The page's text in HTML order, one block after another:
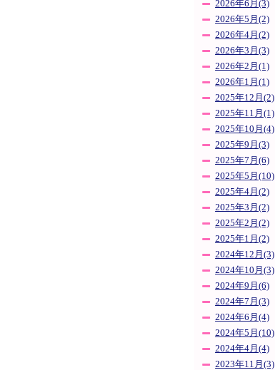
2026年6月(3)
2026年5月(2)
2026年4月(2)
2026年3月(3)
2026年2月(1)
2026年1月(1)
2025年12月(2)
2025年11月(1)
2025年10月(4)
2025年9月(3)
2025年7月(6)
2025年5月(10)
2025年4月(2)
2025年3月(2)
2025年2月(2)
2025年1月(2)
2024年12月(3)
2024年10月(3)
2024年9月(6)
2024年7月(3)
2024年6月(4)
2024年5月(10)
2024年4月(4)
2023年11月(3)